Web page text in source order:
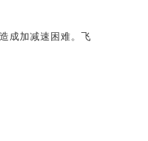
成加减速困难。飞